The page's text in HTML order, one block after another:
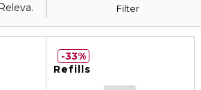
Filter
Relevanz
Refills
33%